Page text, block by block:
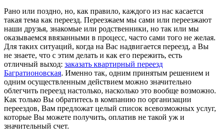
Рано или поздно, но, как правило, каждого из нас касается
такая тема как переезд. Переезжаем мы сами или переезжают
наши друзья, знакомые или родственники, но так или мы
оказываемся ввязанными в процесс, часто сами того не желая.
Для таких ситуаций, когда на Вас надвигается переезд, а Вы
не знаете, что с этим делать и как его пережить, есть
отличный выход: заказать квартирный переезд
Багратионовская. Именно так, одним принятым решением и
одним осуществленным действием можно значительно
облегчить переезд настолько, насколько это вообще возможно.
Как только Вы обратитесь в компанию по организации
переездов, Вам предложат целый список всевозможных услуг,
которые Вы можете получить, оплатив не такой уж и
значительный счет.